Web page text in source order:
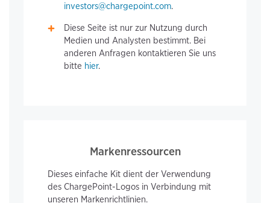
investors@chargepoint.com.
Diese Seite ist nur zur Nutzung durch
Medien und Analysten bestimmt. Bei
anderen Anfragen kontaktieren Sie uns
bitte hier.
Markenressourcen
Dieses einfache Kit dient der Verwendung
des ChargePoint-Logos in Verbindung mit
unseren Markenrichtlinien.